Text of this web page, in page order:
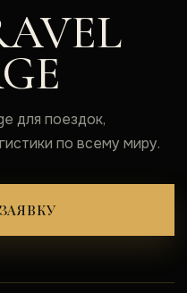
для поездок,
по всему миру.